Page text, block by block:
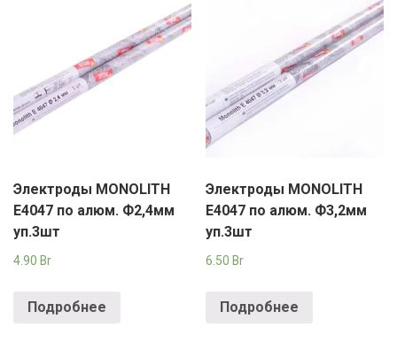
Электроды MONOLITH
E4047 по алюм. Ф2,4мм
уп.3шт
4.90 Br
Подробнее
Электроды MONOLITH
E4047 по алюм. Ф3,2мм
уп.3шт
6.50 Br
Подробнее